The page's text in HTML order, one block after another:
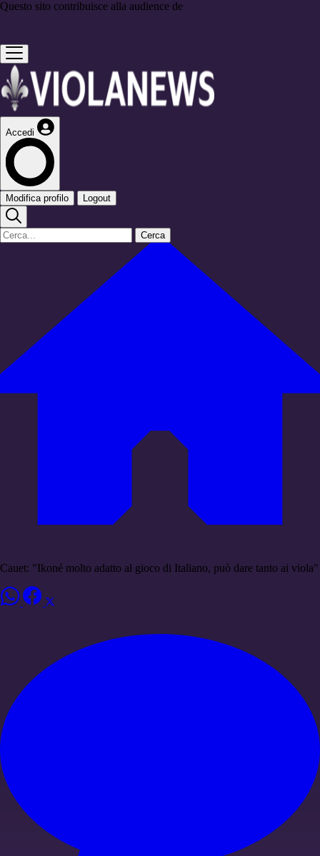
Questo sito contribuisce alla audience de
Accedi
Modifica profilo Logout
Cerca
Cauet: "Ikoné molto adatto al gioco di Italiano, può dare tanto ai viola"